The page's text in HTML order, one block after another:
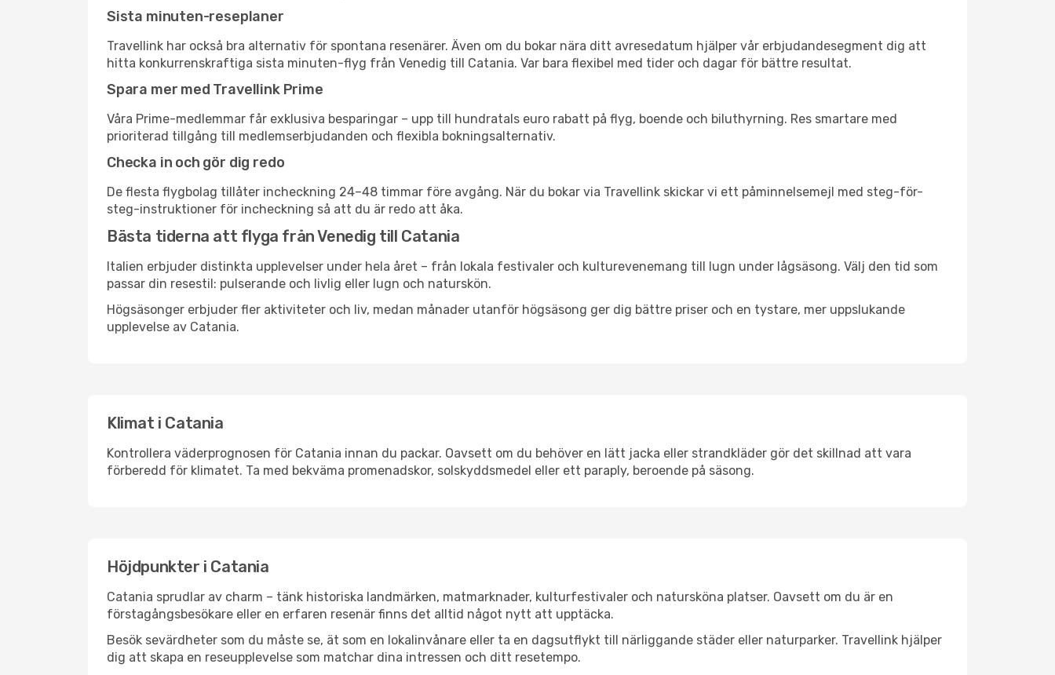
Sista minuten-reseplaner
Travellink har också bra alternativ för spontana resenärer. Även om du bokar nära ditt avresedatum hjälper vår erbjudandesegment dig att
hitta konkurrenskraftiga sista minuten-flyg från Venedig till Catania. Var bara flexibel med tider och dagar för bättre resultat.
Spara mer med Travellink Prime
Våra Prime-medlemmar får exklusiva besparingar – upp till hundratals euro rabatt på flyg, boende och biluthyrning. Res smartare med
prioriterad tillgång till medlemserbjudanden och flexibla bokningsalternativ.
Checka in och gör dig redo
De flesta flygbolag tillåter incheckning 24–48 timmar före avgång. När du bokar via Travellink skickar vi ett påminnelsemejl med steg-för-
steg-instruktioner för incheckning så att du är redo att åka.
Bästa tiderna att flyga från Venedig till Catania
Italien erbjuder distinkta upplevelser under hela året – från lokala festivaler och kulturevenemang till lugn under lågsäsong. Välj den tid som
passar din resestil: pulserande och livlig eller lugn och naturskön.
Högsäsonger erbjuder fler aktiviteter och liv, medan månader utanför högsäsong ger dig bättre priser och en tystare, mer uppslukande
upplevelse av Catania.
Klimat i Catania
Kontrollera väderprognosen för Catania innan du packar. Oavsett om du behöver en lätt jacka eller strandkläder gör det skillnad att vara
förberedd för klimatet. Ta med bekväma promenadskor, solskyddsmedel eller ett paraply, beroende på säsong.
Höjdpunkter i Catania
Catania sprudlar av charm – tänk historiska landmärken, matmarknader, kulturfestivaler och natursköna platser. Oavsett om du är en
förstagångsbesökare eller en erfaren resenär finns det alltid något nytt att upptäcka.
Besök sevärdheter som du måste se, ät som en lokalinvånare eller ta en dagsutflykt till närliggande städer eller naturparker. Travellink hjälper
dig att skapa en reseupplevelse som matchar dina intressen och ditt resetempo.